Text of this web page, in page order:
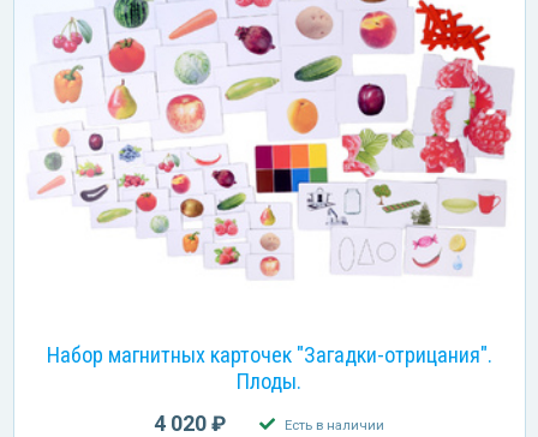
Набор магнитных карточек "Загадки-отрицания".
Плоды.
4 020 ₽ Есть в наличии